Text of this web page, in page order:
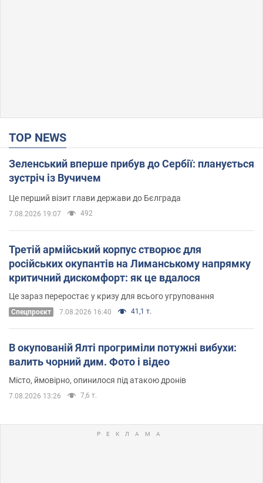
TOP NEWS
Зеленський вперше прибув до Сербії: планується
зустріч із Вучичем
Це перший візит глави держави до Бєлграда
7.08.2026 19:07 492
Третій армійський корпус створює для
російських окупантів на Лиманському напрямку
критичний дискомфорт: як це вдалося
Це зараз переростає у кризу для всього угруповання
Cпецпроєкт 7.08.2026 16:40 41,1 т.
В окупованій Ялті прогриміли потужні вибухи:
валить чорний дим. Фото і відео
Місто, ймовірно, опинилося під атакою дронів
7.08.2026 13:26 7,6 т.